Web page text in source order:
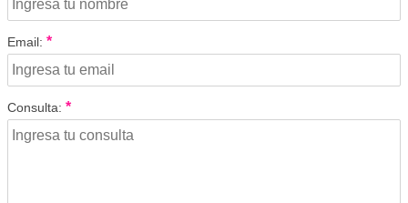
Email: *
Consulta: *